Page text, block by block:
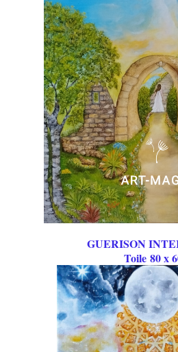
GUERISON
Toile 80 x